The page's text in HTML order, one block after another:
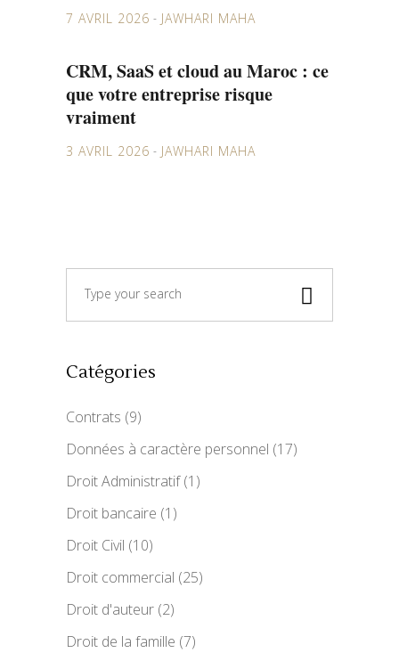
7 AVRIL 2026 JAWHARI MAHA
CRM, SaaS et cloud au Maroc : ce
que votre entreprise risque
vraiment
3 AVRIL 2026 JAWHARI MAHA
Catégories
Contrats (9)
Données à caractère personnel (17)
Droit Administratif(1)
Droit bancaire (1)
Droit Civil (10)
Droit commercial (25)
Droit d'auteur (2)
Droit de la famille (7)